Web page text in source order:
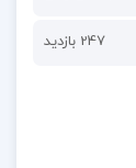
247 بازدید